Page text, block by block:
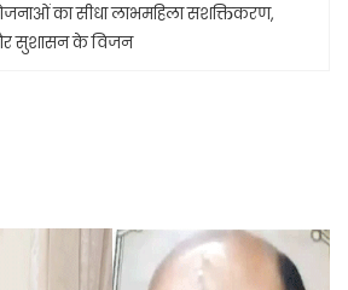
का सीधा लाभमहिला सशक्तिकरण,
और सुशासन के विजन